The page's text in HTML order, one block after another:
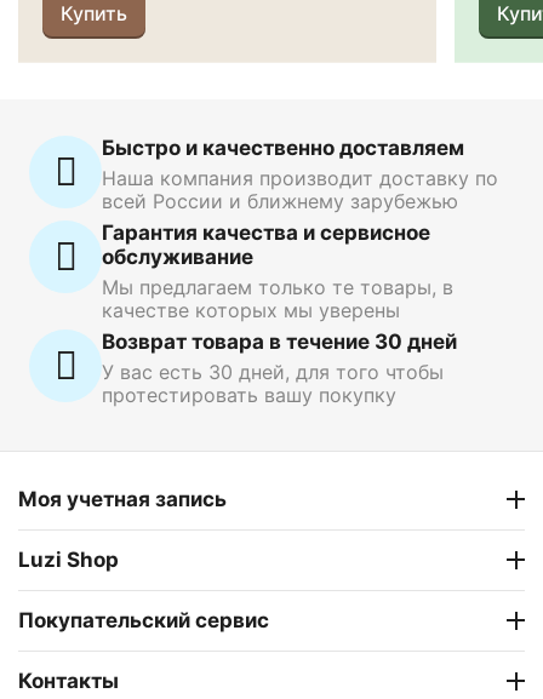
Купить
Быстро и качественно доставляем
Наша компания производит доставку по
всей России и ближнему зарубежью
Гарантия качества и сервисное
обслуживание
Мы предлагаем только те товары, в
качестве которых мы уверены
Возврат товара в течение 30 дней
У вас есть 30 дней, для того чтобы
протестировать вашу покупку
Моя учетная запись
Luzi Shop
Покупательский сервис
Контакты